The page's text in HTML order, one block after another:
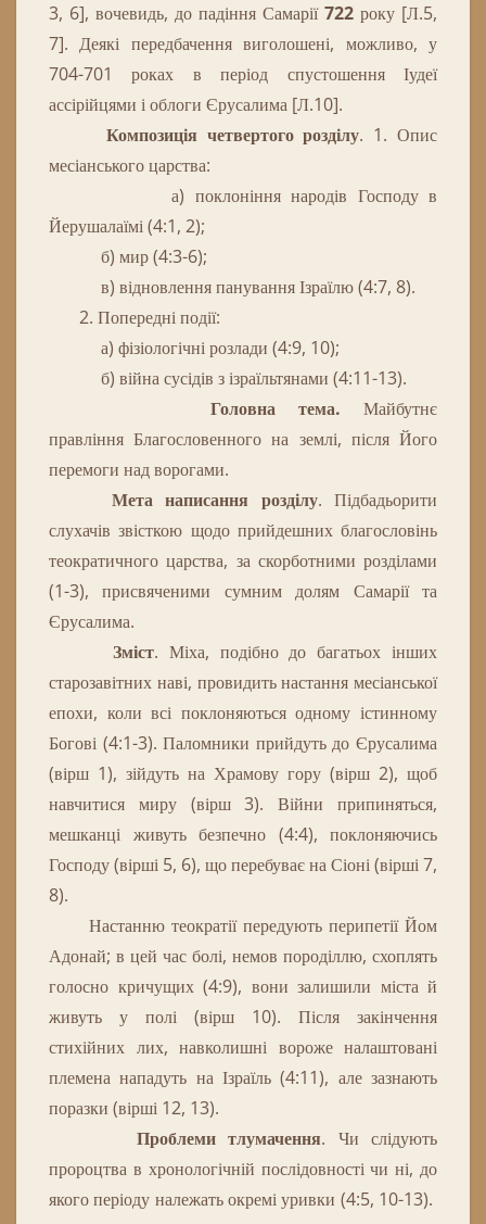
3, 6], вочевидь, до падіння Самарії 722 року [Л.5,
7]. Деякі передбачення виголошені, можливо, у
704-701 роках в період спустошення Іудеї
ассірійцями і облоги Єрусалима [Л.10].
Композиція четвертого розділу. 1. Опис
месіанського царства:
а) поклоніння народів Господу в
Йерушалаїмі (4:1, 2);
б) мир (4:3-6);
в) відновлення панування Ізраїлю (4:7, 8).
2. Попередніподії:
а) фізіологічні розлади (4:9, 10);
б) війна сусідів з ізраїльтянами (4:11-13).
Головна тема.Майбутнє
правлінняБлагословенного на землі, після Його
перемоги над ворогами.
Мета написання розділу. Підбадьорити
слухачів звісткою щодо прийдешних благословінь
теократичного царства, за скорботними розділами
(1-3), присвяченими сумним долям Самарії та
Єрусалима.
Зміст. Міха, подібно до багатьох інших
старозавітних наві, провидить настання месіанської
епохи, коли всі поклоняються одному істинному
Богові (4:1-3). Паломники прийдуть до Єрусалима
(вірш 1), зійдуть на Храмову гору (вірш 2), щоб
навчитися миру (вірш 3).
Війни припиняться,
мешканці живуть безпечно (4:4), поклоняючись
Господу (вірші 5, 6), що перебуває на Сіоні (вірші 7,
8).
Настанню теократії передують перипетії Йом
Адонай; в цей час болі, немов породіллю, схоплять
голосно кричущих (4:9), вони залишили міста й
живуть у полі (вірш 10).
Після закінчення
стихійних лих, навколишні вороже налаштовані
племена нападуть на Ізраїль (4:11), але зазнають
поразки (вірші 12, 13).
Проблеми тлумачення. Чи слідують
пророцтва в хронологічній послідовності чи ні, до
якого періоду належать окремі уривки (4:5, 10-13).